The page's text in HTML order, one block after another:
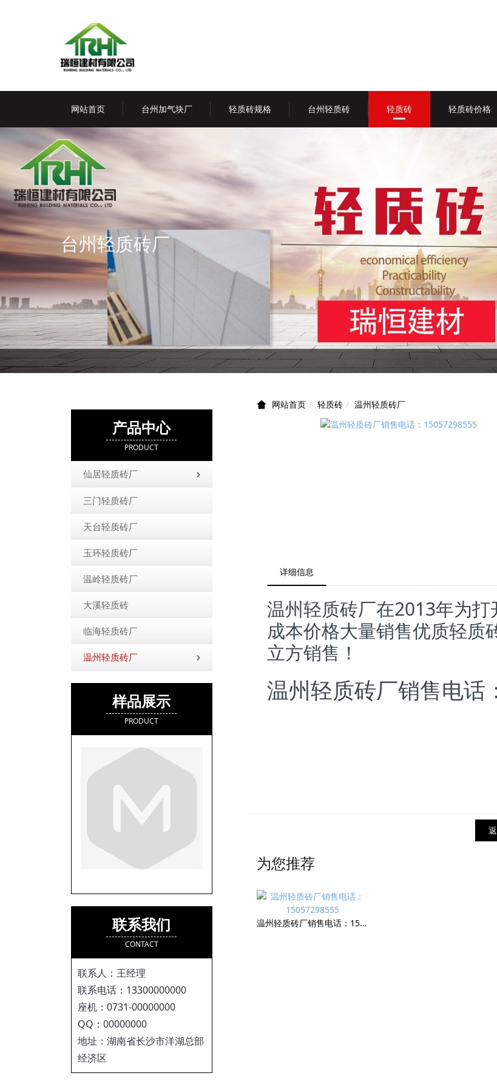
网站首页 台州加气块厂 轻质砖规格 台州轻质砖 轻质砖 轻质砖价格
台州轻质砖厂
网站首页 轻质砖 温州轻质砖厂
详细信息
温州轻质砖厂在2013年为
成本价格大量销售优质轻质
立方销售！
温州轻质砖厂销售电
为您推荐
温州轻质砖厂销售电话：15057298555
产品中心
PRODUCT
仙居轻质砖厂
三门轻质砖厂
天台轻质砖厂
玉环轻质砖厂
温岭轻质砖厂
大溪轻质砖
临海轻质砖厂
温州轻质砖厂
样品展示
PRODUCT
联系我们
CONTACT
联系人：王经理
联系电话：13300000000
座机：0731-00000000
QQ：00000000
地址：湖南省长沙市洋湖总部
经济区